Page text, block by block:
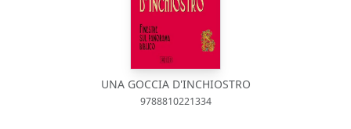
UNA GOCCIA D'INCHIOSTRO
9788810221334